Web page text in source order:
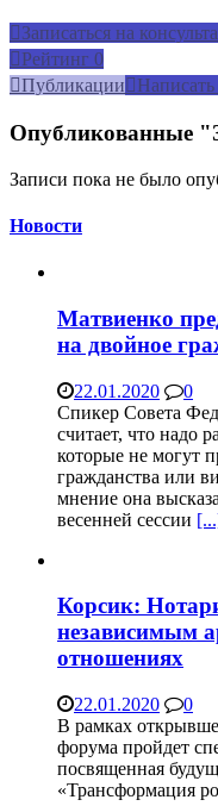
Записаться на
Рейтинг 0
Публикации
Опубликованные
Записи пока не было
Новости
Матвиенко
на двойное
22.01.2020
0
Спикер Совета
считает, что надо
которые не могут
гражданства или
мнение она
весенней сессии
Корсик:
независимым
отношениях
22.01.2020
0
В рамках
форума пройдет
посвященная
«Трансформация